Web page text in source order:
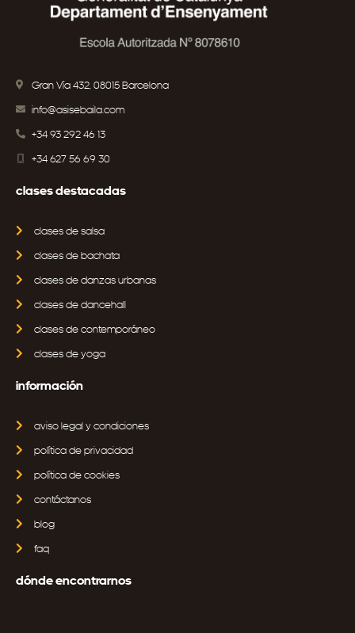
Gran Vía 432, 08015 Barcelona
info@asisebaila.com
+34 93 292 46 13
+34 627 56 69 30
clases destacadas
clases de salsa
clases de bachata
clases de danzas urbanas
clases de dancehall
clases de contemporáneo
clases de yoga
información
aviso legal y condiciones
política de privacidad
política de cookies
contáctanos
blog
faq
dónde encontrarnos